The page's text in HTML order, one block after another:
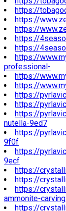
https://
https://
https://
https://
https://
https://
professional-
https://
https://
https://
https://
https://
nutella-9ed7
https://
9f0f
https://
9ecf
https://
https://
https://
ammonite-
https://